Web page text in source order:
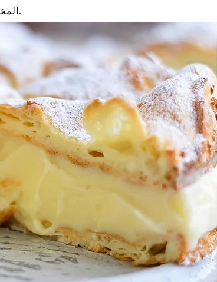
المخبوزات للحفاظ على بنيتها وقوامها.